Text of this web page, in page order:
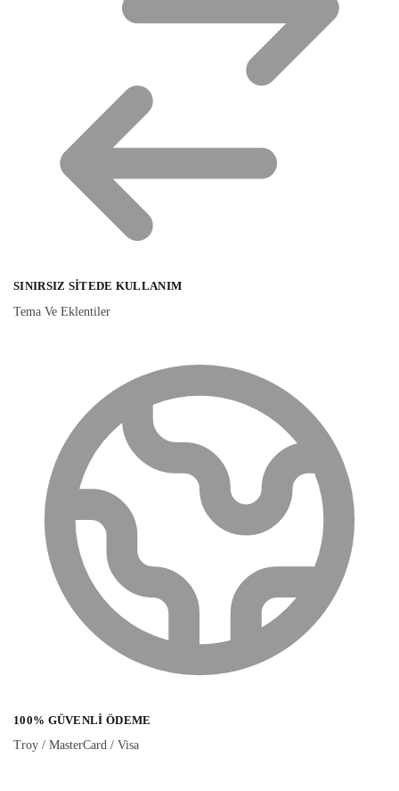
SINIRSIZ SITEDE KULLANIM
Tema Ve Eklentiler
100% GÜVENLI ÖDEME
Troy / MasterCard / Visa